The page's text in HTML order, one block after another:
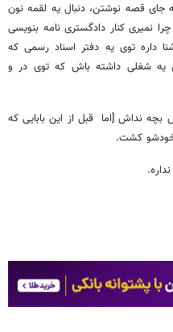
جای قصه نوشتن، دنبال یه لقمه نون
نمیری کنار دادگستری نامه بنویسی
داره توی یه دفتر اسناد رسمی که
یه شغلی داشته باش که توی در و
بچه نداش [اما قبل از این بابایی که
کشت.